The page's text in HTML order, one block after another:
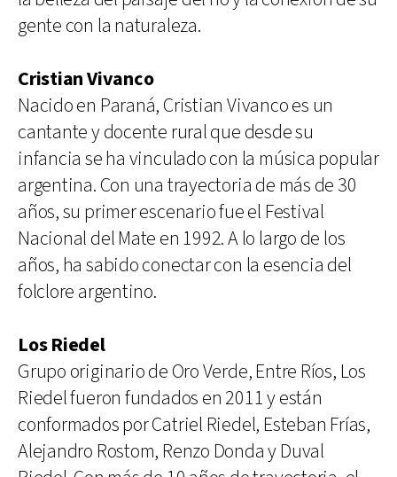
gente con la naturaleza.
Cristian Vivanco
Nacido en Paraná, Cristian Vivanco es un
cantante y docente rural que desde su
infancia se ha vinculado con la música popular
argentina. Con una trayectoria de más de 30
años, su primer escenario fue el Festival
Nacional del Mate en 1992. A lo largo de los
años, ha sabido conectar con la esencia del
folclore argentino.
Los Riedel
Grupo originario de Oro Verde, Entre Ríos, Los
Riedel fueron fundados en 2011 y están
conformados por Catriel Riedel, Esteban Frías,
Alejandro Rostom, Renzo Donda y Duval